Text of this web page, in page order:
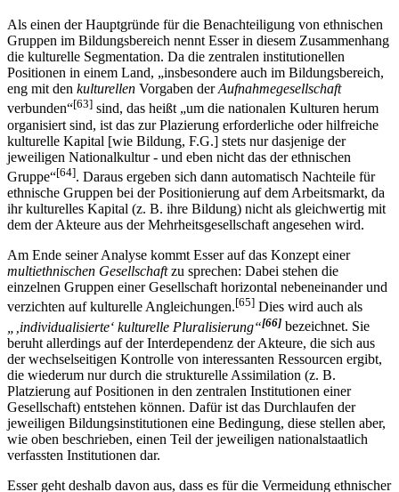
Als einen der Hauptgründe für die Benachteiligung von ethnischen
Gruppen im Bildungsbereich nennt Esser in diesem Zusammenhang
die kulturelle Segmentation. Da die zentralen institutionellen
Positionen in einem Land, „insbesondere auch im Bildungsbereich,
eng mit denkulturellenVorgaben derAufnahmegesellschaft
verbunden“[63]sind, das heißt „um die nationalen Kulturen herum
organisiert sind, ist das zur Plazierung erforderliche oder hilfreiche
kulturelle Kapital [wie Bildung, F.G.] stets nur dasjenige der
jeweiligen Nationalkultur - und eben nicht das der ethnischen
Gruppe“[64]. Daraus ergeben sich dann automatisch Nachteile für
ethnische Gruppen bei der Positionierung auf dem Arbeitsmarkt, da
ihr kulturelles Kapital (z. B. ihre Bildung) nicht als gleichwertig mit
Am Ende seiner Analyse kommt Esser auf das Konzept einer
multiethnischen Gesellschaftzu sprechen: Dabei stehen die
einzelnen Gruppen einer Gesellschaft horizontal nebeneinander und
verzichten auf kulturelle Angleichungen.
Dies wird auch als
„‚individualisierte‘ kulturelle Pluralisierung“[66]bezeichnet. Sie
beruht allerdings auf der Interdependenz der Akteure, die sich aus
der wechselseitigen Kontrolle von interessanten Ressourcen ergibt,
die wiederum nur durch die strukturelle Assimilation (z. B.
Platzierung auf Positionen in den zentralen Institutionen einer
Gesellschaft) entstehen können. Dafür ist das Durchlaufen der
jeweiligen Bildungsinstitutionen eine Bedingung, diese stellen aber,
wie oben beschrieben, einen Teil der jeweiligen nationalstaatlich